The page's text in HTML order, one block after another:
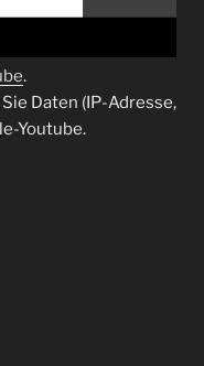
.
Daten (IP-Adresse,
Youtube.